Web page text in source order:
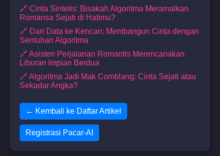
🔗 Cinta Sintetis: Bisakah Algoritma Meramalkan
Romansa Sejati di Hatimu?
🔗 Dari Data ke Kencan: Membangun Cinta dengan
Sentuhan Algoritma
🔗 Asisten Perjalanan Romantis Merencanakan
Liburan Impian Berdua
🔗 Algoritma Jadi Mak Comblang: Cinta Sejati atau
Sekadar Angka?
← Kembali ke Daftar Artikel
Registrasi Pacar-AI